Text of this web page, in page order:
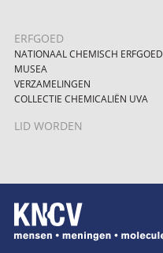
ERFGOED
NATIONAAL CHEMISCH ERFGOED
MUSEA
VERZAMELINGEN
COLLECTIE CHEMICALIËN UVA
LID WORDEN